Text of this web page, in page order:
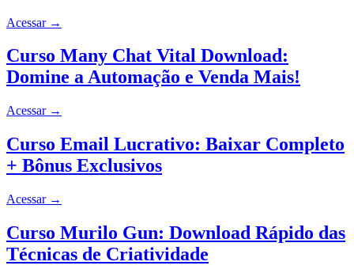
Acessar →
Curso Many Chat Vital Download:
Domine a Automação e Venda Mais!
Acessar →
Curso Email Lucrativo: Baixar Completo
+ Bônus Exclusivos
Acessar →
Curso Murilo Gun: Download Rápido das
Técnicas de Criatividade